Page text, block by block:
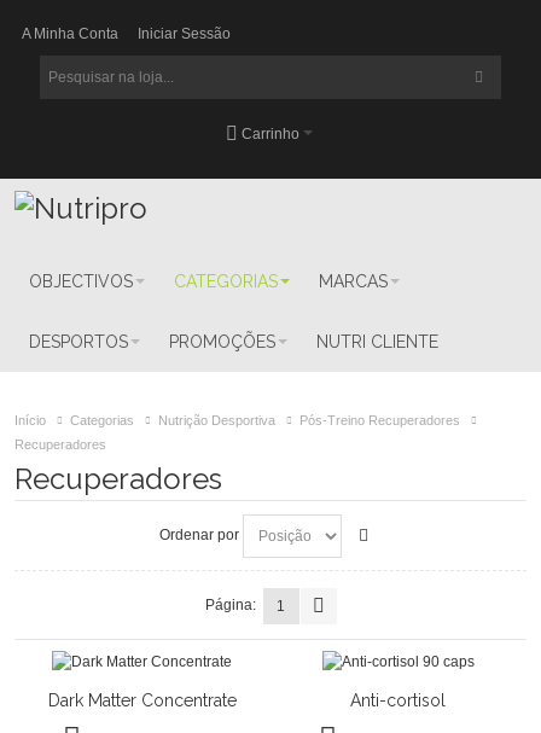
A Minha Conta Iniciar Sessão
Carrinho
OBJECTIVOS CATEGORIAS MARCAS
DESPORTOS PROMOÇÕES NUTRI CLIENTE
Início Categorias Nutrição Desportiva
Pós-Treino Recuperadores
Recuperadores
Recuperadores
Ordenar por
Página: 1
Dark Matter Concentrate Anti-cortisol